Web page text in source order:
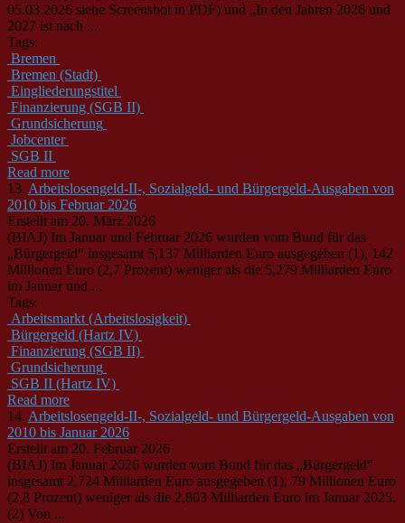
05.03.2026 siehe Screenshot in PDF) und „In den Jahren 2026 und
2027 ist nach ...
Tags:
Bremen
Bremen (Stadt)
Eingliederungstitel
Finanzierung (SGB II)
Grundsicherung
Jobcenter
SGB II
Read more
13. Arbeitslosengeld-II-, Sozialgeld- und Bürgergeld-Ausgaben von
2010 bis Februar 2026
Erstellt am 20. März 2026
(BIAJ) Im Januar und Februar 2026 wurden vom Bund für das
„Bürgergeld“ insgesamt 5,137 Milliarden Euro ausgegeben (1), 142
Millionen Euro (2,7 Prozent) weniger als die 5,279 Milliarden Euro
im Januar und ...
Tags:
Arbeitsmarkt (Arbeitslosigkeit)
Bürgergeld (Hartz IV)
Finanzierung (SGB II)
Grundsicherung
SGB II (Hartz IV)
Read more
14. Arbeitslosengeld-II-, Sozialgeld- und Bürgergeld-Ausgaben von
2010 bis Januar 2026
Erstellt am 20. Februar 2026
(BIAJ) Im Januar 2026 wurden vom Bund für das „Bürgergeld“
insgesamt 2,724 Milliarden Euro ausgegeben (1), 79 Millionen Euro
(2,8 Prozent) weniger als die 2,803 Milliarden Euro im Januar 2025.
(2) Von ...